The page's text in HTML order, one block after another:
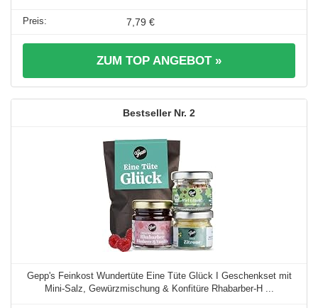
7,79 €
ZUM TOP ANGEBOT »
2
Gepp's Feinkost Wundertüte Eine Tüte Glück I Geschenkset mit
Mini-Salz, Gewürzmischung & Konfitüre Rhabarber-H ...